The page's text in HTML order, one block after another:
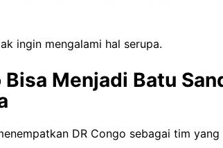
ingin mengalami hal serupa.
Bisa Menjadi Batu
DR Congo sebagai tim